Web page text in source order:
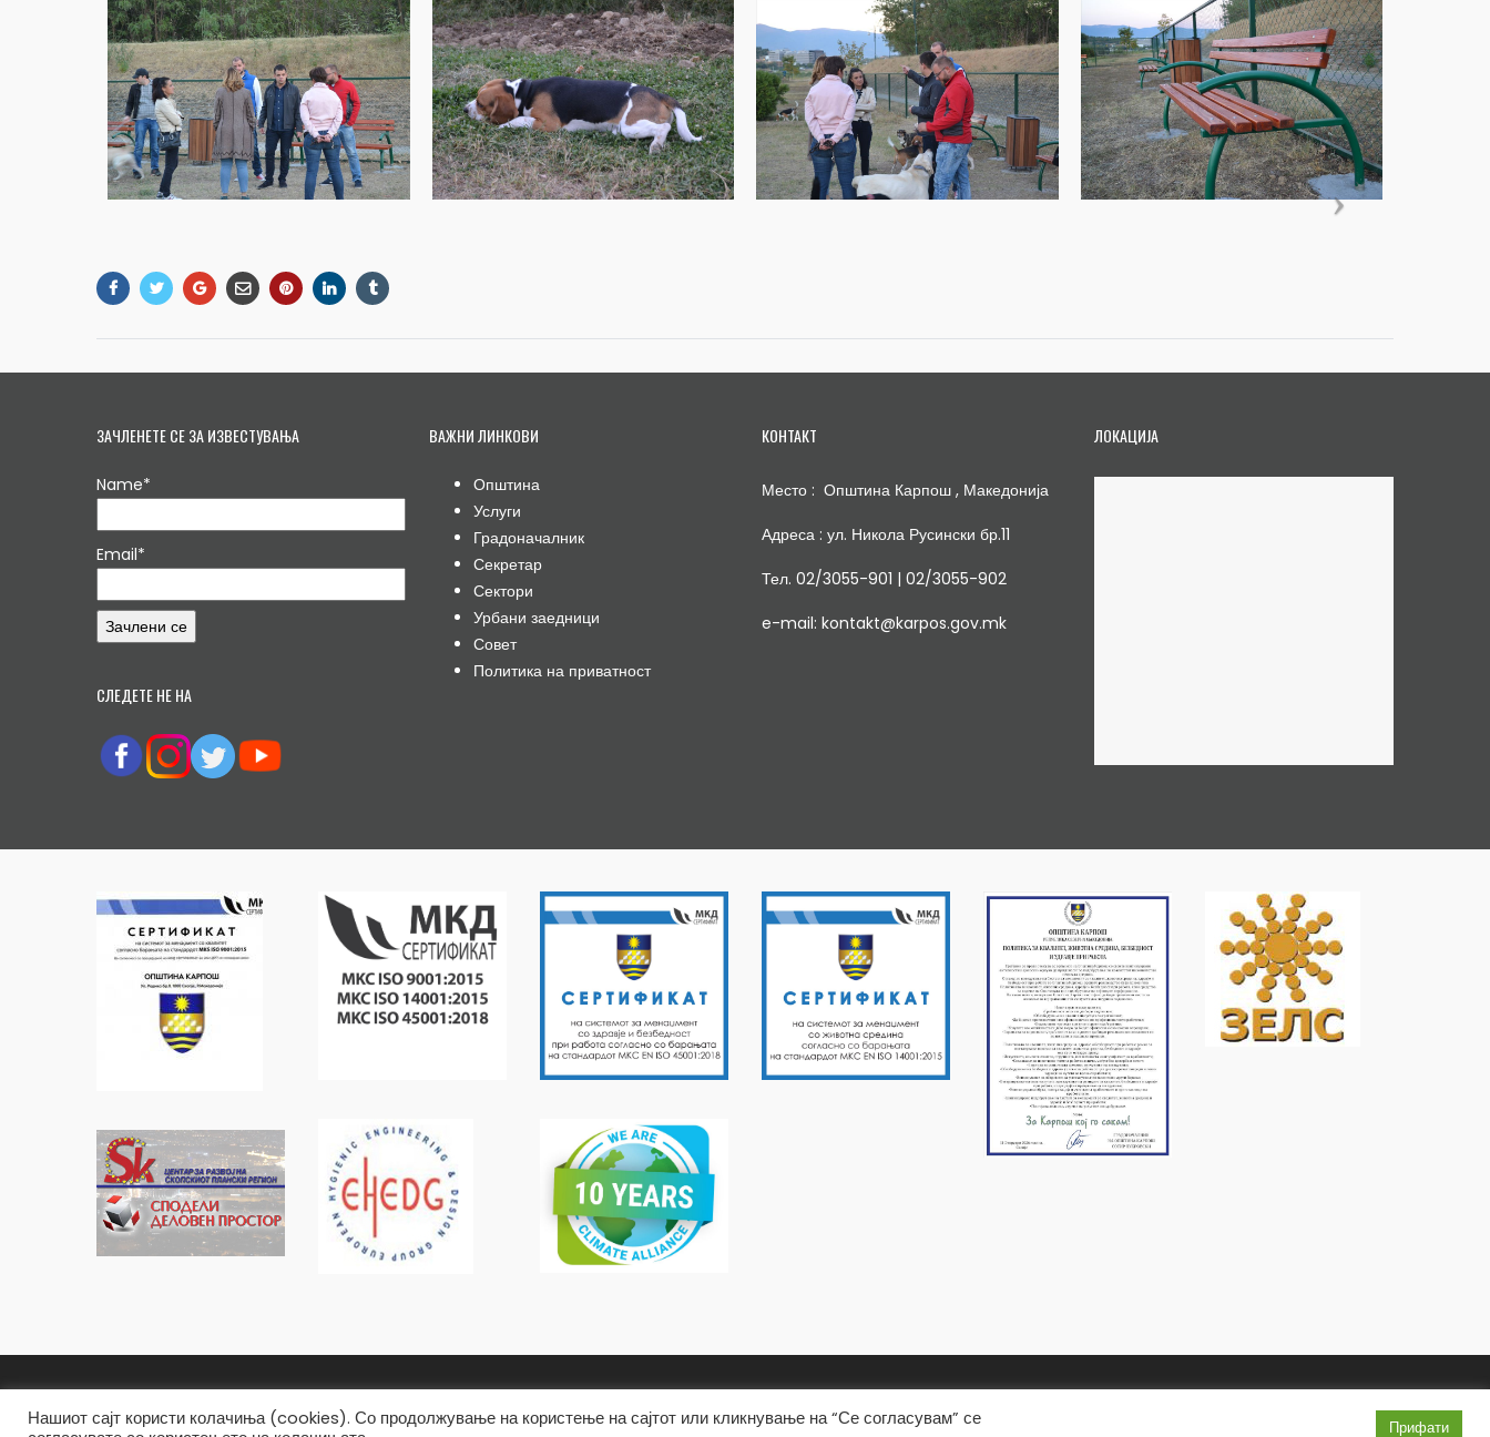
ЗАЧЛЕНЕТЕ СЕ ЗА ИЗВЕСТУВАЊА
Name*
Email*
СЛЕДЕТЕ НЕ НА
ВАЖНИ ЛИНКОВИ
Општина
Услуги
Градоначалник
Секретар
Сектори
Урбани заедници
Совет
Политика на приватност
КОНТАКТ
Место : Општина Карпош , Македонија
Адреса : ул. Никола Русински бр.11
Тел. 02/3055-901 | 02/3055-902
e-mail: kontakt@karpos.gov.mk
ЛОКАЦИЈА
Општина Карпош Copyright © 2019 Политика на приватност
Нашиот сајт користи колачиња (cookies). Со продолжување на користење на сајтот или кликнување на “Се согласувам” се
Прифати